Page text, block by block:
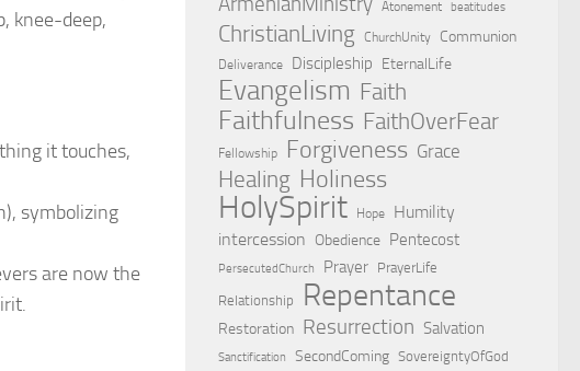
knee-deep,
it touches,
symbolizing
are now the
Atonement beatitudes
ChristianLiving ChurchUnity Communion
Deliverance Discipleship EternalLife
Evangelism Faith
Faithfulness FaithOverFear
Fellowship Forgiveness Grace
Healing Holiness
HolySpirit Hope
Humility
intercession Obedience Pentecost
PersecutedChurch Prayer PrayerLife
Relationship
Repentance
Restoration Resurrection Salvation
Sanctification SecondComing SovereigntyOfGod